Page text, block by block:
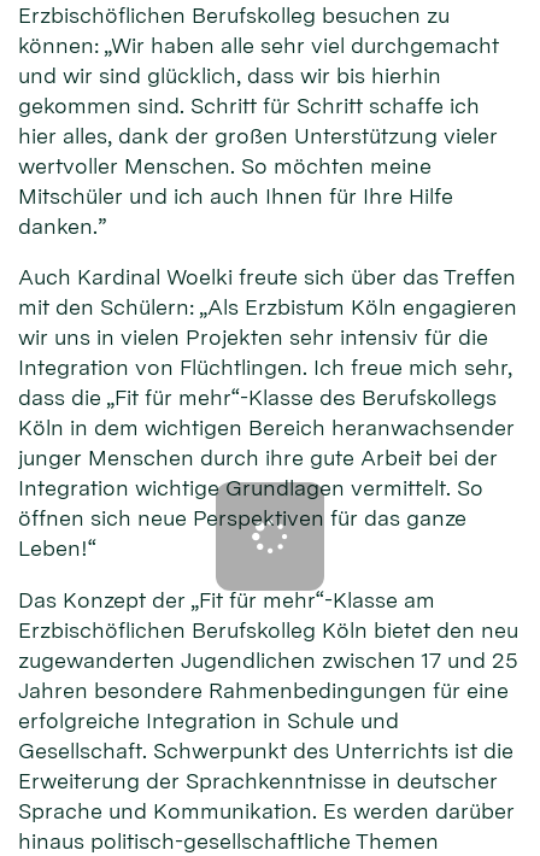
Erzbischöflichen Berufskolleg besuchen zu
können: „Wir haben alle sehr viel durchgemacht
und wir sind glücklich, dass wir bis hierhin
gekommen sind. Schritt für Schritt schaffe ich
hier alles, dank der großen Unterstützung vieler
wertvoller Menschen. So möchten meine
Mitschüler und ich auch Ihnen für Ihre Hilfe
danken.”
Auch Kardinal Woelki freute sich über das Treffen
mit den Schülern: „Als Erzbistum Köln engagieren
wir uns in vielen Projekten sehr intensiv für die
Integration von Flüchtlingen. Ich freue mich sehr,
dass die „Fit für mehr“-Klasse des Berufskollegs
Köln in dem wichtigen Bereich heranwachsender
junger Menschen durch ihre gute Arbeit bei der
Integration wichtige Grundlagen vermittelt. So
öffnen sich neue Perspektiven für das ganze
Leben!“
Das Konzept der „Fit für mehr“-Klasse am
Erzbischöflichen Berufskolleg Köln bietet den neu
zugewanderten Jugendlichen zwischen 17 und 25
Jahren besondere Rahmenbedingungen für eine
erfolgreiche Integration in Schule und
Gesellschaft. Schwerpunkt des Unterrichts ist die
Erweiterung der Sprachkenntnisse in deutscher
Sprache und Kommunikation. Es werden darüber
hinaus politisch-gesellschaftliche Themen